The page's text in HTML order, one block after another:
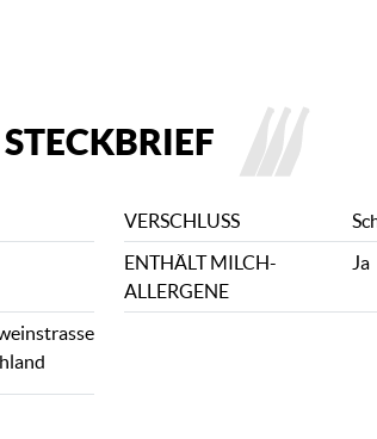
STECKBRIEF
VERSCHLUSS
ENTHÄLT MILCH-
ALLERGENE
Ja